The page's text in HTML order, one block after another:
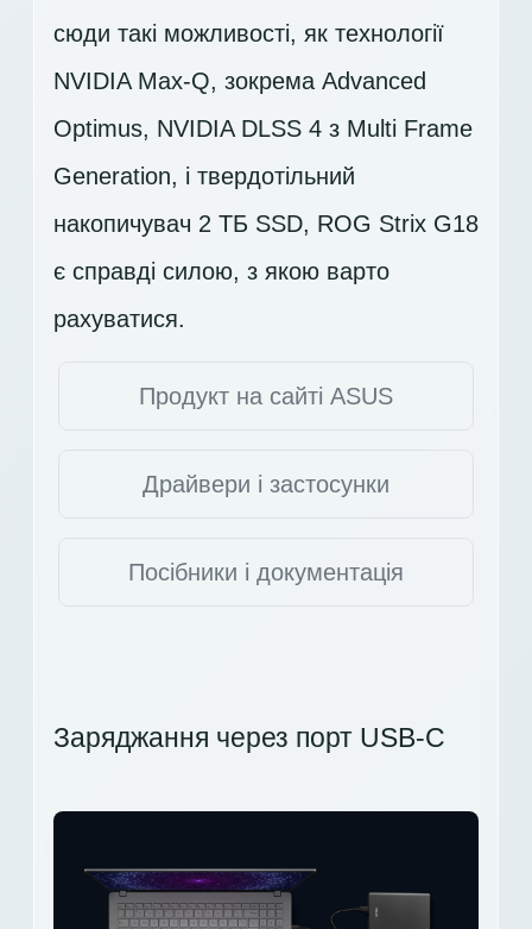
сюди такі можливості, як технології
NVIDIA Max-Q, зокрема Advanced
Optimus, NVIDIA DLSS 4 з Multi Frame
Generation, і твердотільний
накопичувач 2 ТБ SSD, ROG Strix G18
є справді силою, з якою варто
рахуватися.
Продукт на сайті ASUS
Драйвери і застосунки
Посібники і документація
Заряджання через порт USB-C